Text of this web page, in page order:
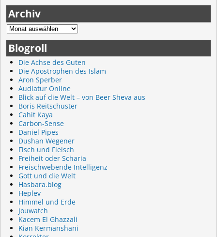
Archiv
Blogroll
Die Achse des Guten
Die Apostrophen des Islam
Aron Sperber
Audiatur Online
Blick auf die Welt – von Beer Sheva aus
Boris Reitschuster
Cahit Kaya
Carbon-Sense
Daniel Pipes
Dushan Wegener
Fisch und Fleisch
Freiheit oder Scharia
Freischwebende Intelligenz
Gott und die Welt
Hasbara.blog
Heplev
Himmel und Erde
Jouwatch
Kacem El Ghazzali
Kian Kermanshani